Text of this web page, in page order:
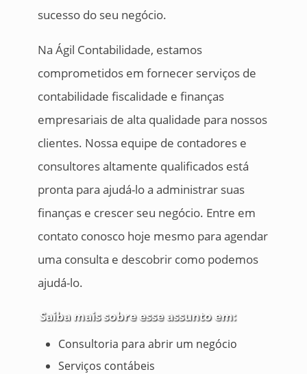
sucesso do seu negócio.
Na Ágil Contabilidade, estamos
comprometidos em fornecer serviços de
contabilidade fiscalidade e finanças
empresariais de alta qualidade para nossos
clientes. Nossa equipe de contadores e
consultores altamente qualificados está
pronta para ajudá-lo a administrar suas
finanças e crescer seu negócio. Entre em
contato conosco hoje mesmo para agendar
uma consulta e descobrir como podemos
ajudá-lo.
Saiba mais sobre esse assunto em:
Consultoria para abrir um negócio
Serviços contábeis